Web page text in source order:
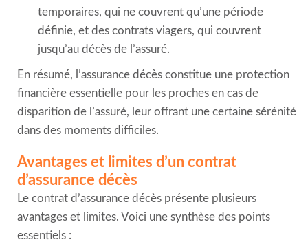
temporaires, qui ne couvrent qu’une période
définie, et des contrats viagers, qui couvrent
jusqu’au décès de l’assuré.
En résumé, l’assurance décès constitue une protection
financière essentielle pour les proches en cas de
disparition de l’assuré, leur offrant une certaine sérénité
dans des moments difficiles.
Avantages et limites d’un contrat
d’assurance décès
Le contrat d’assurance décès présente plusieurs
avantages et limites. Voici une synthèse des points
essentiels :